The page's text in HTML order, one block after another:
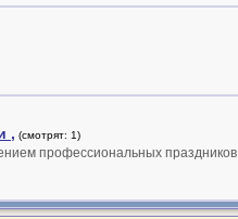
, (смотрят: 1)
профессиональных праздников